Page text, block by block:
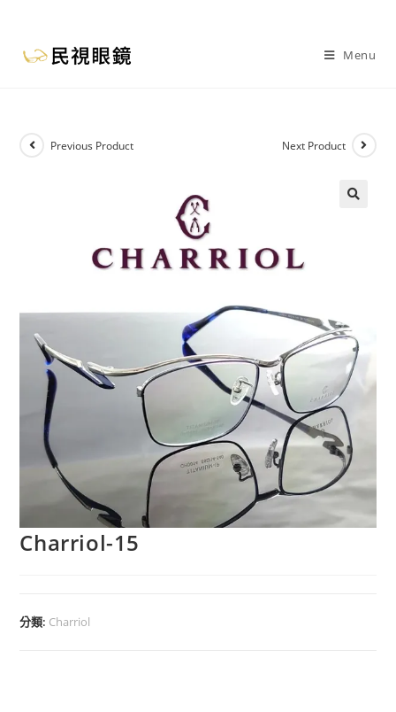
Menu
Previous Product Next Product
Charriol-15
分類: Charriol